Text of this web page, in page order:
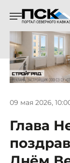
09 мая 2026,
Глава